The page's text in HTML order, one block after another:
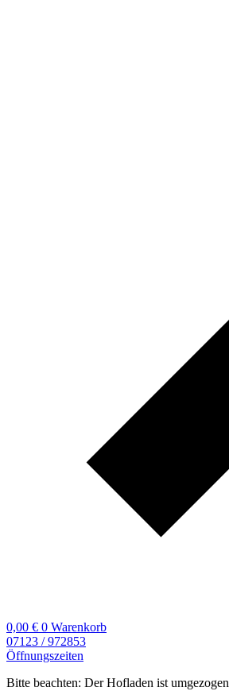
0,00 € 0 Warenkorb
07123 / 972853
Öffnungszeiten
Bitte beachten: Der Hofladen ist